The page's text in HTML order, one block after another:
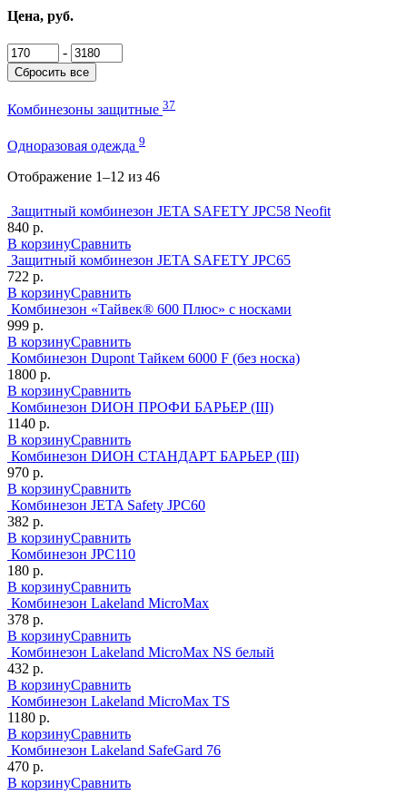
Цена, руб.
-
Сбросить все
Комбинезоны защитные 37
Одноразовая одежда 9
Отображение 1–12 из 46
Защитный комбинезон JETA SAFETY JPC58 Neofit
840 р.
В корзинуСравнить
Защитный комбинезон JETA SAFETY JPC65
722 р.
В корзинуСравнить
Комбинезон «Тайвек® 600 Плюс» c носками
999 р.
В корзинуСравнить
Комбинезон Dupont Тайкем 6000 F (без носка)
1800 р.
В корзинуСравнить
Комбинезон DИОН ПРОФИ БАРЬЕР (III)
1140 р.
В корзинуСравнить
Комбинезон DИОН СТАНДАРТ БАРЬЕР (III)
970 р.
В корзинуСравнить
Комбинезон JETA Safety JPC60
382 р.
В корзинуСравнить
Комбинезон JPC110
180 р.
В корзинуСравнить
Комбинезон Lakeland MicroMax
378 р.
В корзинуСравнить
Комбинезон Lakeland MicroMax NS белый
432 р.
В корзинуСравнить
Комбинезон Lakeland MicroMax TS
1180 р.
В корзинуСравнить
Комбинезон Lakeland SafeGard 76
470 р.
В корзинуСравнить